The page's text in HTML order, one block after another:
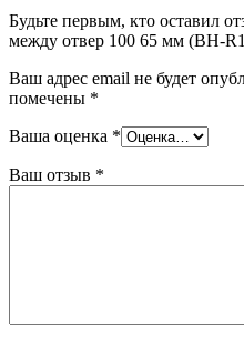
Будьте первым, кто оставил
между отвер 100 65 мм (BH-
Ваш адрес email не будет
помечены *
Ваша оценка *
Ваш отзыв *